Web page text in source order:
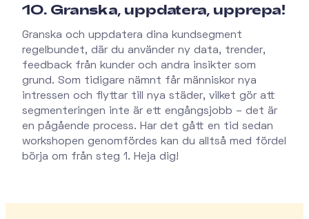
10. Granska, uppdatera, upprepa!
Granska och uppdatera dina kundsegment
regelbundet, där du använder ny data, trender,
feedback från kunder och andra insikter som
grund. Som tidigare nämnt får människor nya
intressen och flyttar till nya städer, vilket gör att
segmenteringen inte är ett engångsjobb – det är
en pågående process. Har det gått en tid sedan
workshopen genomfördes kan du alltså med fördel
börja om från steg 1. Heja dig!